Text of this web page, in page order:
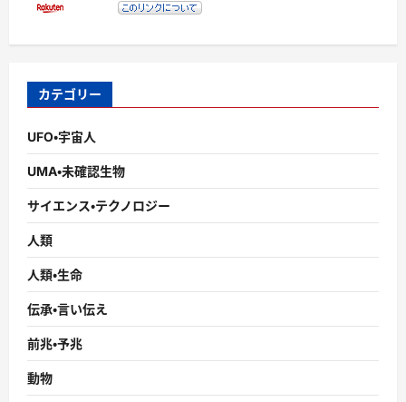
カテゴリー
UFO・宇宙人
UMA・未確認生物
サイエンス・テクノロジー
人類
人類・生命
伝承・言い伝え
前兆・予兆
動物